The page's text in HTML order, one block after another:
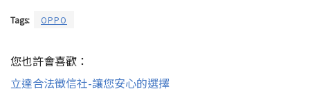
Tags: OPPO
您也許會喜歡：
立達合法徵信社-讓您安心的選擇